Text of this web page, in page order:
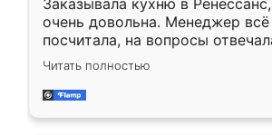
Заказывала кухню в
очень довольна. Менеджер
посчитала, на вопросы
Замерщик приехал в субботу,
делу со всей
за день, ребята работали
Читать полностью